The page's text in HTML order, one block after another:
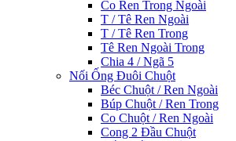
Co Ren Trong Ngoài
T / Tê Ren Ngoài
T / Tê Ren Trong
Tê Ren Ngoài Trong
Chia 4 / Ngã 5
Nối Ống Đuôi Chuột
Béc Chuột / Ren Ngoài
Búp Chuột / Ren Trong
Co Chuột / Ren Ngoài
Cong 2 Đầu Chuột